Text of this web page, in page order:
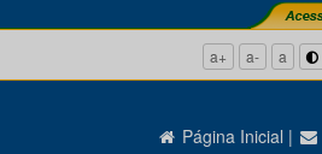
a+ a- a
Página Inicial |